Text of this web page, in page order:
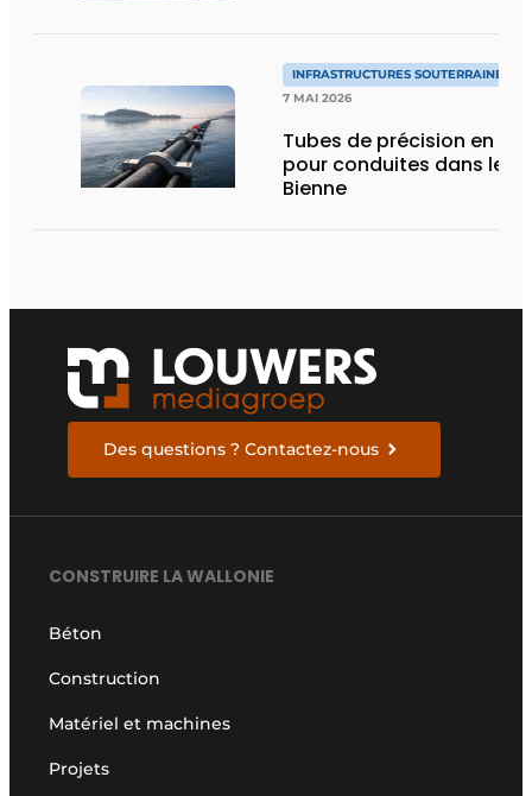
INFRASTRUCTURES SOUTERRAINES
7 MAI 2026
Tubes de précision en PE
pour conduites dans le
Bienne
Des questions ? Contactez-nous
CONSTRUIRE LA WALLONIE
Béton
Construction
Matériel et machines
Projets